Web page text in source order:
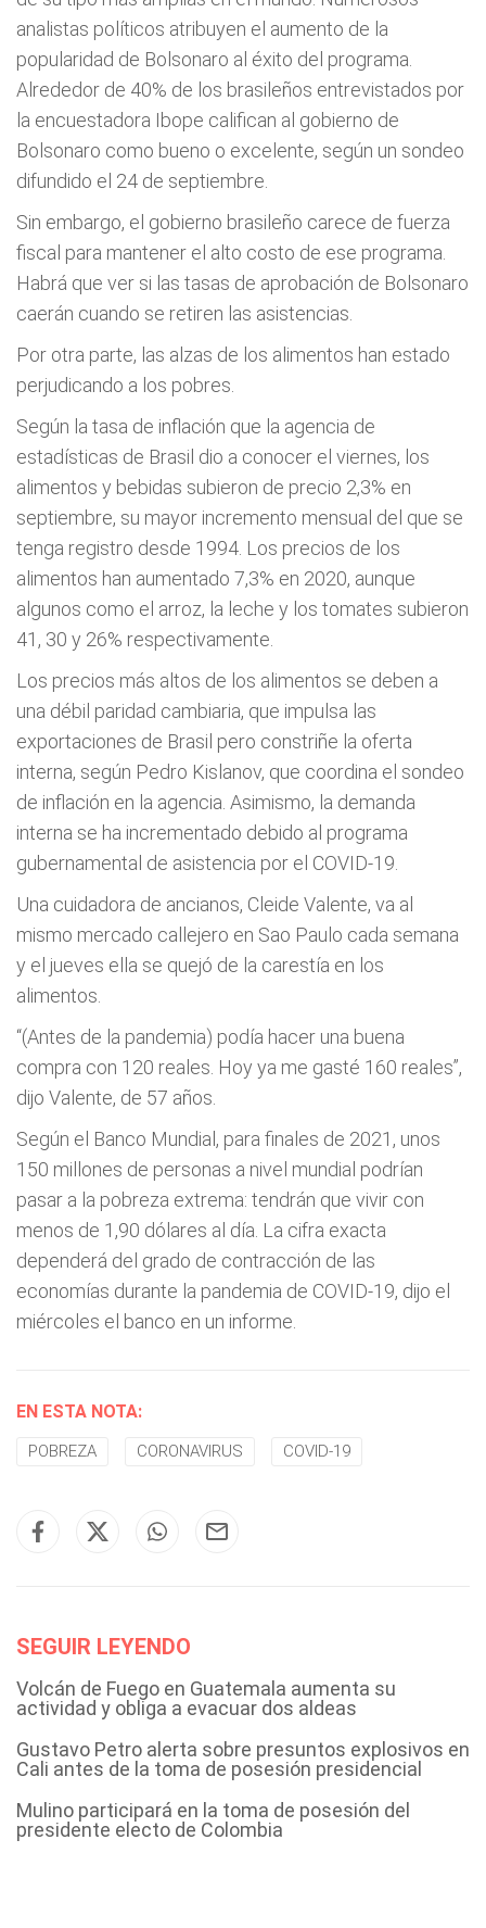
analistas políticos atribuyen el aumento de la
popularidad de Bolsonaro al éxito del programa.
Alrededor de 40% de los brasileños entrevistados por
la encuestadora Ibope califican al gobierno de
Bolsonaro como bueno o excelente, según un sondeo
difundido el 24 de septiembre.
Sin embargo, el gobierno brasileño carece de fuerza
fiscal para mantener el alto costo de ese programa.
Habrá que ver si las tasas de aprobación de Bolsonaro
caerán cuando se retiren las asistencias.
Por otra parte, las alzas de los alimentos han estado
perjudicando a los pobres.
Según la tasa de inflación que la agencia de
estadísticas de Brasil dio a conocer el viernes, los
alimentos y bebidas subieron de precio 2,3% en
septiembre, su mayor incremento mensual del que se
tenga registro desde 1994. Los precios de los
alimentos han aumentado 7,3% en 2020, aunque
algunos como el arroz, la leche y los tomates subieron
41, 30 y 26% respectivamente.
Los precios más altos de los alimentos se deben a
una débil paridad cambiaria, que impulsa las
exportaciones de Brasil pero constriñe la oferta
interna, según Pedro Kislanov, que coordina el sondeo
de inflación en la agencia. Asimismo, la demanda
interna se ha incrementado debido al programa
gubernamental de asistencia por el COVID-19.
Una cuidadora de ancianos, Cleide Valente, va al
mismo mercado callejero en Sao Paulo cada semana
y el jueves ella se quejó de la carestía en los
alimentos.
“(Antes de la pandemia) podía hacer una buena
compra con 120 reales. Hoy ya me gasté 160 reales”,
dijo Valente, de 57 años.
Según el Banco Mundial, para finales de 2021, unos
150 millones de personas a nivel mundial podrían
pasar a la pobreza extrema: tendrán que vivir con
menos de 1,90 dólares al día. La cifra exacta
dependerá del grado de contracción de las
economías durante la pandemia de COVID-19, dijo el
miércoles el banco en un informe.
EN ESTA NOTA:
POBREZA CORONAVIRUS COVID-19
SEGUIR LEYENDO
Volcán de Fuego en Guatemala aumenta su
actividad y obliga a evacuar dos aldeas
Gustavo Petro alerta sobre presuntos explosivos en
Cali antes de la toma de posesión presidencial
Mulino participará en la toma de posesión del
presidente electo de Colombia